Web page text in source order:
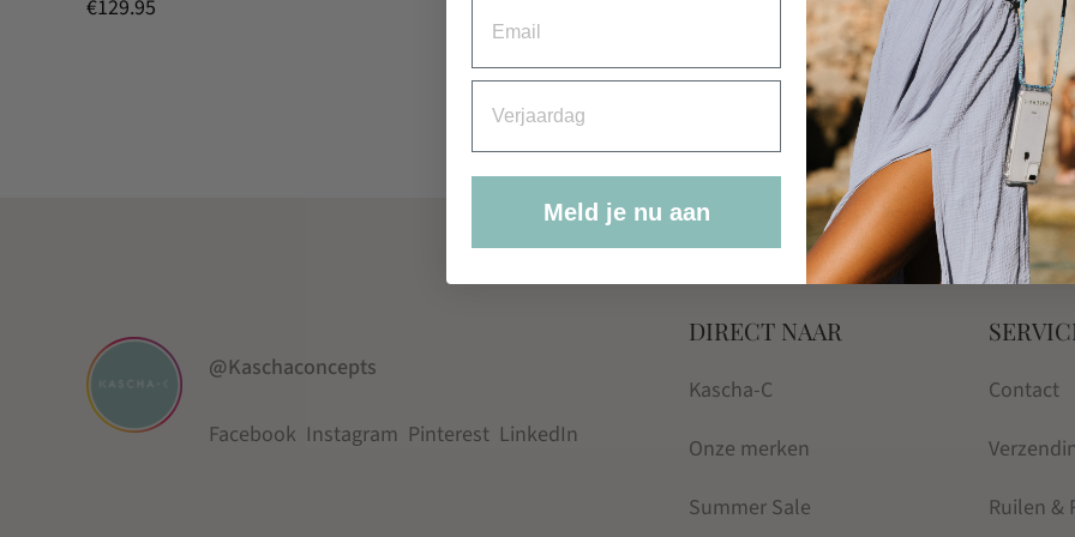
€129.95
@Kaschaconcepts
Facebook Instagram Pinterest LinkedIn
DIRECT NAAR
Kascha-C
Onze merken
Summer Sale
Contact
Ruilen &
Meld je nu aan